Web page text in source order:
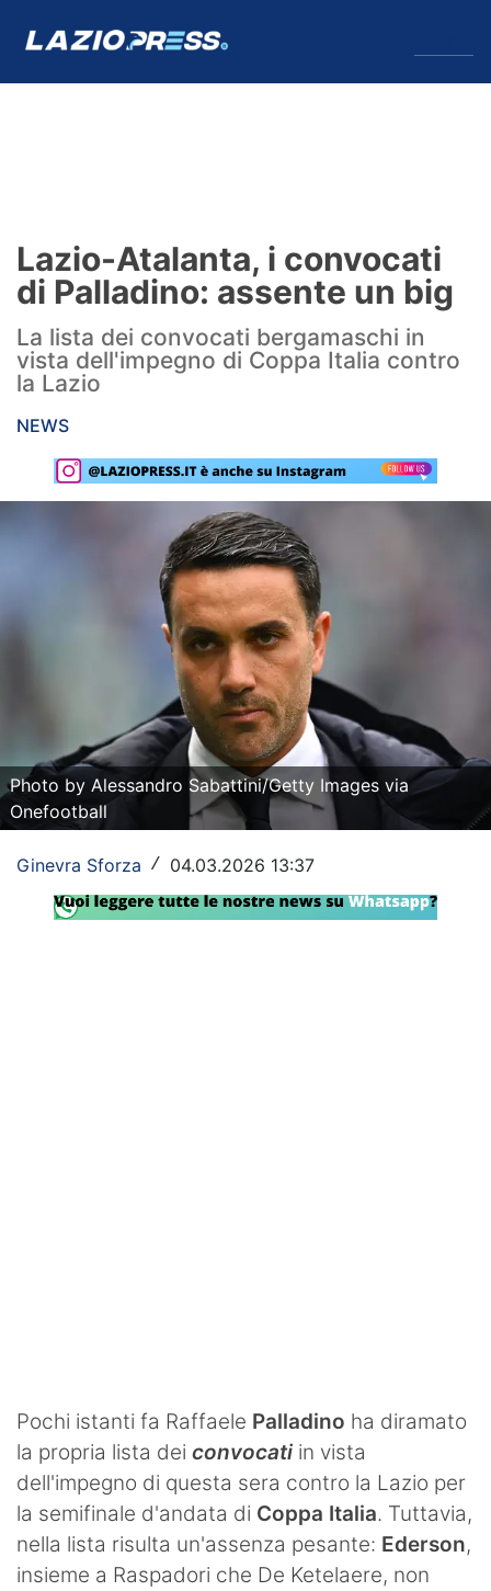
Formello
Infortuni
Primavera
Calciomercato
Lazio Women
Rassegna Lazio
Calcio
Champions League
Europa League
Altri Sport
Formula 1
Tennis
Lazio-Atalanta, i convocati
di Palladino: assente un big
La lista dei convocati bergamaschi in
vista dell'impegno di Coppa Italia contro
la Lazio
NEWS
Photo by Alessandro Sabattini/Getty Images via
Onefootball
Ginevra Sforza / 04.03.2026 13:37
Pochi istanti fa Raffaele Palladino ha diramato
la propria lista dei convocati in vista
dell'impegno di questa sera contro la Lazio per
la semifinale d'andata di Coppa Italia. Tuttavia,
nella lista risulta un'assenza pesante: Ederson,
insieme a Raspadori che De Ketelaere, non